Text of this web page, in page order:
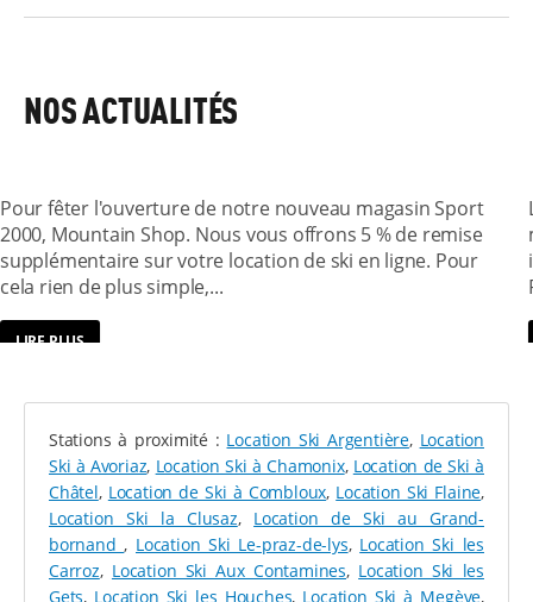
Avec ses120 km de pistes variées, le domaine alpin
parcours ludiquesenrichissent l'expérience des plus
audacieux. On peut également partir à la découverte
Pour les adeptes d’activités nordiques, ledomaine "4
Saisons"propose 23 km de pistes de ski de fond, 1
stade de biathlon où l’on peut s’initier et même une
soir, pour une expérience inédite.
MOUNTAIN SHOP BY CUBY
Durant toute la saison hivernale, l’équipe du magasin
Sport 2000 Mountain Shop by Cuby accueille les skieurs
et snowboardeurs de tous niveaux. On vous explique
comment effectuer votre réservation et quels
équipements sont proposés.
NOS ACTUALITÉS
VOTRE LOCATION
Pour fêter l'ouverture de notre nouveau magasin Sport
2000, Mountain Shop. Nous vous offrons 5 % de remise
supplémentaire sur votre location de ski en ligne. Pour
cela rien de plus simple,...
LIRE PLUS
Stations à proximité : Location Ski Argentière, Location
Ski à Avoriaz, Location Ski à Chamonix, Location de Ski à
Châtel, Location de Ski à Combloux, Location Ski Flaine,
Location Ski la Clusaz, Location de Ski au Grand-
bornand , Location Ski Le-praz-de-lys, Location Ski les
Carroz, Location Ski Aux Contamines, Location Ski les
Gets, Location Ski les Houches, Location Ski à Megève,